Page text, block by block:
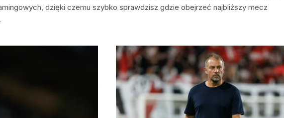
dzięki czemu szybko sprawdzisz gdzie obejrzeć najbliższy mecz